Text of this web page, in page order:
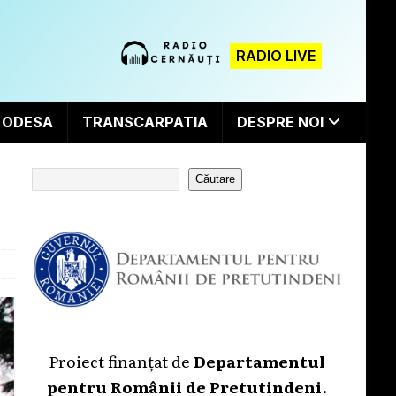
RADIO LIVE
ODESA TRANSCARPATIA DESPRE NOI
Căutare
Proiect finanțat deDepartamentul
pentru Românii de Pretutindeni.